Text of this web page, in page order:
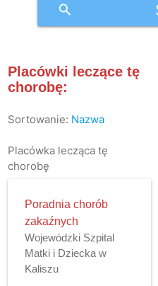
search
Placówki leczące tę
chorobę:
Sortowanie: Nazwa
Placówka lecząca tę
chorobę
Poradnia chorób
zakaźnych
Wojewódzki Szpital
Matki i Dziecka w
Kaliszu